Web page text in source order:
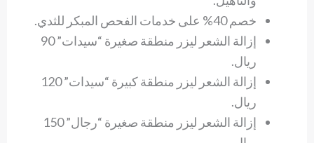
خصم 40% على خدمات الفحص المبكر للثدي.
إزالة الشعر ليزر منطقة صغيرة “سيدات” 90
ريال.
إزالة الشعر ليزر منطقة كبيرة “سيدات” 120
ريال.
إزالة الشعر ليزر منطقة صغيرة “رجال” 150